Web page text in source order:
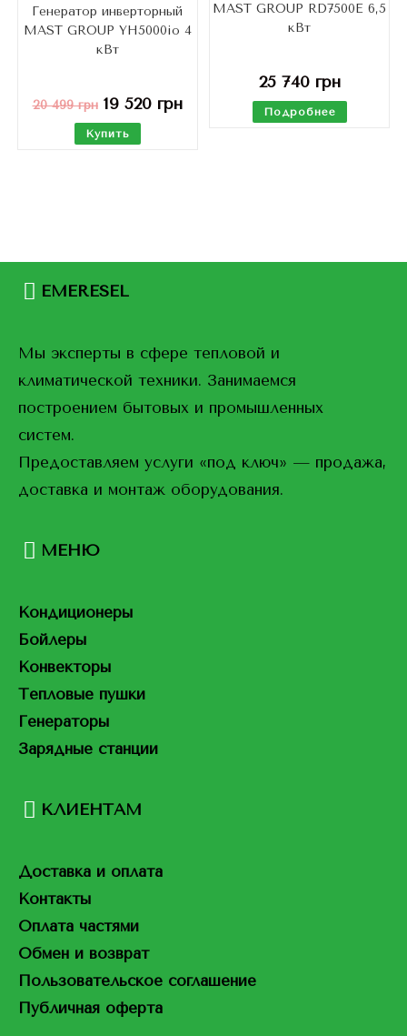
Оценка
5.00из 5
Генератор инверторный
MAST GROUP YH5000io 4
кВт
20 499грн 19 520грн
Купить
MAST GROUP RD7500E 6,5
кВт
25 740грн
Подробнее
EMERESEL
Мы эксперты в сфере тепловой и
климатической техники. Занимаемся
построением бытовых и промышленных
систем.
Предоставляем услуги «под ключ» — продажа,
доставка и монтаж оборудования.
МЕНЮ
Кондиционеры
Бойлеры
Конвекторы
Тепловые пушки
Генераторы
Зарядные станции
КЛИЕНТАМ
Доставка и оплата
Контакты
Оплата частями
Обмен и возврат
Пользовательское соглашение
Публичная оферта